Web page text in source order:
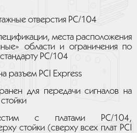
отверстия PC/104
места расположения
области и ограничения по
PC/104
разъем PCI Express
для передачи сигналов на
с платами PC/104,
стойки (сверху всех плат PCI